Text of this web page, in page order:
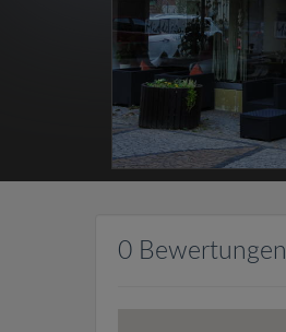
0 Bewertungen